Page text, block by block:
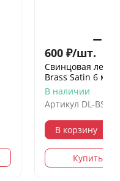
600 ₽/шт.
Свинцовая
Brass Satin 6 мм,
В наличии
Артикул DL-BS-6-
В корзину
Купить в